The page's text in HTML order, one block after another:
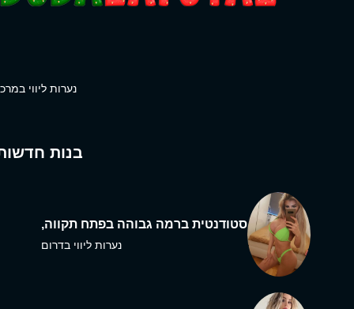
נערות ליווי
בנות
סטודנטית ברמה גבוהה בפתח תקווה,
נערות ליווי בדרום